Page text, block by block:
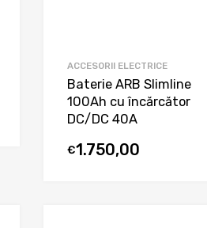
ACCESORII ELECTRICE
Baterie ARB Slimline
100Ah cu încărcător
DC/DC 40A
€1.750,00